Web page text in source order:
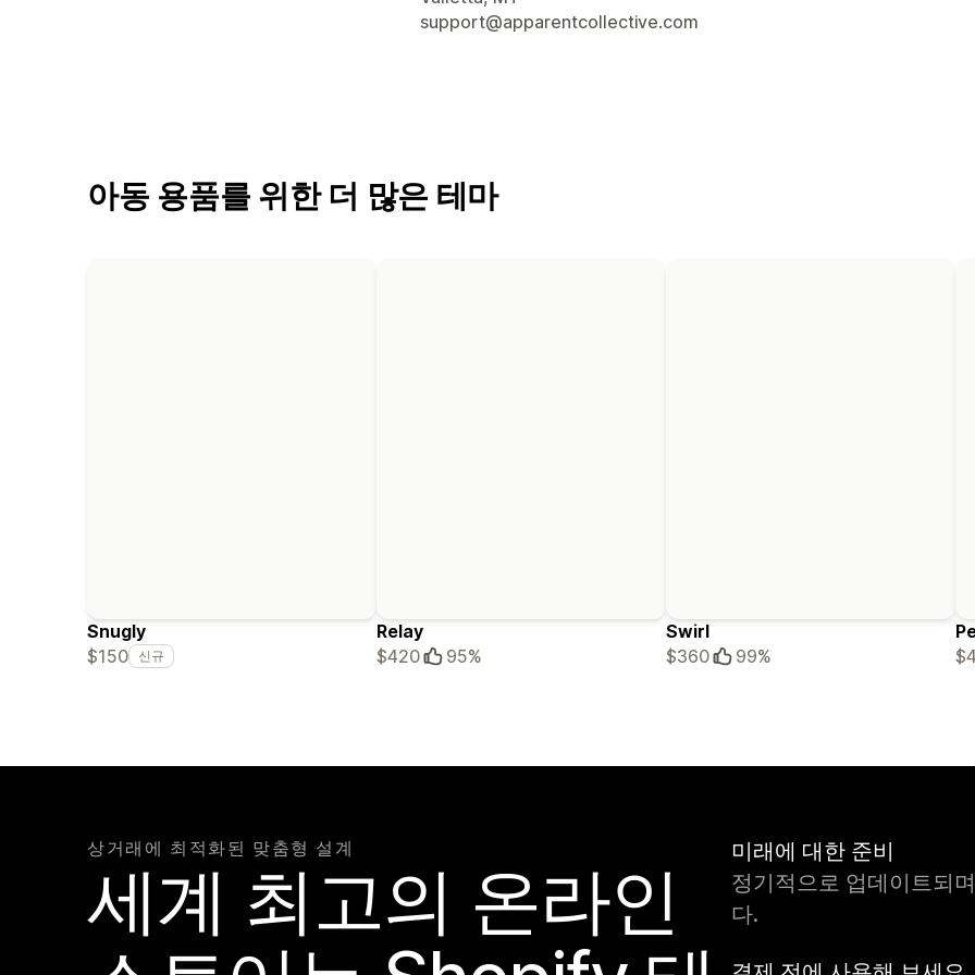
support@apparentcollective.com
아동 용품를 위한 더 많은 테마
Snugly
$150
신규
Relay
$420
95%
Swirl
$360
99%
상거래에 최적화된 맞춤형 설계
세계 최고의 온라인
미래에 대한 준비
정기적으로 업데이트되
다.